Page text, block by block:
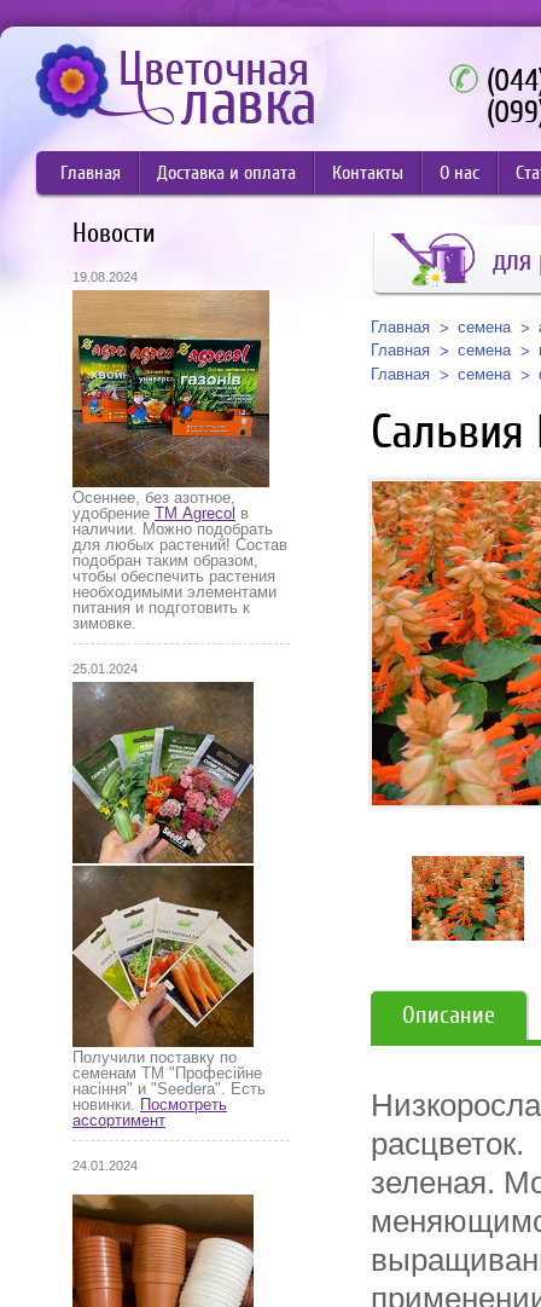
Главная Доставка и оплата Контакты О нас
Новости
19.08.2024
Осеннее, без азотное,
удобрение ТМ Agrecol в
наличии. Можно подобрать
для любых растений! Состав
подобран таким образом,
чтобы обеспечить растения
необходимыми элементами
питания и подготовить к
зимовке.
25.01.2024
Получили поставку по
семенам ТМ "Професійне
насіння" и "Seedera". Есть
новинки. Посмотреть
ассортимент
24.01.2024
для
Главная семена
Главная
семена
Главная
семена
Сальвия
Описание
зеленая.